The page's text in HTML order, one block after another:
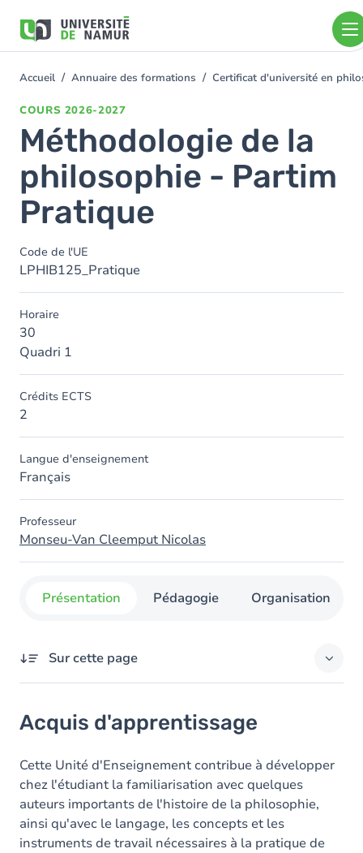
contenu
You
Accueil Annuaire des formations Certificat d'université en
COURS 2026-2027
Méthodologie de la
philosophie - Partim
Pratique
Code de l'UE
LPHIB125_Pratique
Horaire
30
Quadri 1
Crédits ECTS
2
Langue d'enseignement
Français
Professeur
Monseu-Van Cleemput Nicolas
Présentation Pédagogie Organisation
Sur cette page
Objectifs
Contenu
Table des matières
Exercices
Acquis d'apprentissage
Cette Unité d'Enseignement contribue à développer
chez l'étudiant la familiarisation avec quelques
auteurs importants de l'histoire de la philosophie,
ainsi qu'avec le langage, les concepts et les
instruments de travail nécessaires à la pratique de